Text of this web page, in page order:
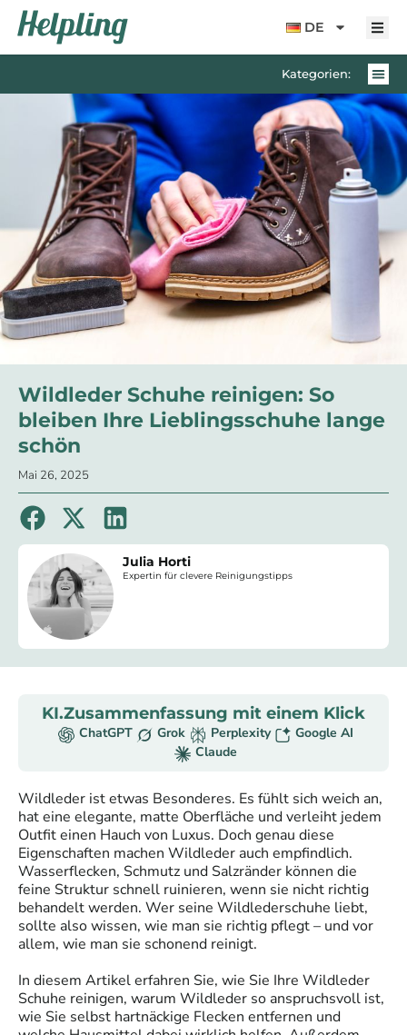
springen
DE
Kategorien:
Wildleder Schuhe reinigen: So
bleiben Ihre Lieblingsschuhe lange
schön
Mai 26, 2025
Julia Horti
Expertin für clevere Reinigungstipps
KI.Zusammenfassung mit einem Klick
ChatGPT Grok Perplexity
Google AI
Claude
Wildleder ist etwas Besonderes. Es fühlt sich weich an,
hat eine elegante, matte Oberfläche und verleiht jedem
Outfit einen Hauch von Luxus. Doch genau diese
Eigenschaften machen Wildleder auch empfindlich.
Wasserflecken, Schmutz und Salzränder können die
feine Struktur schnell ruinieren, wenn sie nicht richtig
behandelt werden. Wer seine Wildlederschuhe liebt,
sollte also wissen, wie man sie richtig pflegt – und vor
allem, wie man sie schonend reinigt.
In diesem Artikel erfahren Sie, wie Sie Ihre Wildleder
Schuhe reinigen, warum Wildleder so anspruchsvoll ist,
wie Sie selbst hartnäckige Flecken entfernen und